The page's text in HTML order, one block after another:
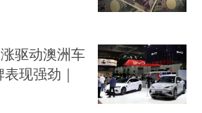
驱动澳洲车
现强劲｜